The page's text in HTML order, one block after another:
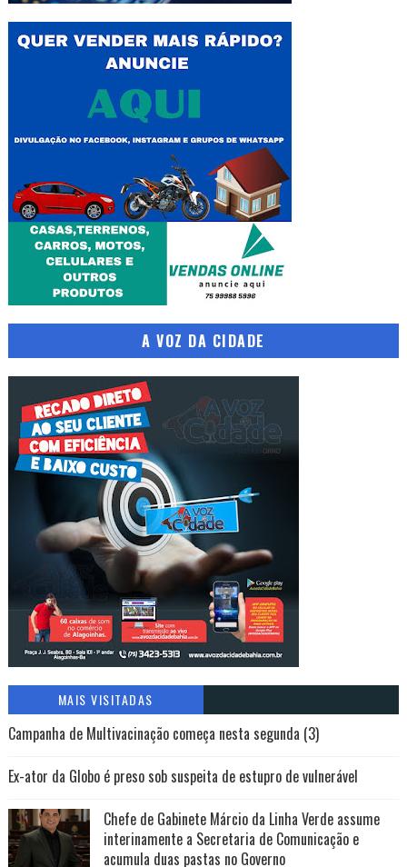
A VOZ DA CIDADE
MAIS VISITADAS
Campanha de Multivacinação começa nesta segunda (3)
Ex-ator da Globo é preso sob suspeita de estupro de vulnerável
Chefe de Gabinete Márcio da Linha Verde assume
interinamente a Secretaria de Comunicação e
acumula duas pastas no Governo